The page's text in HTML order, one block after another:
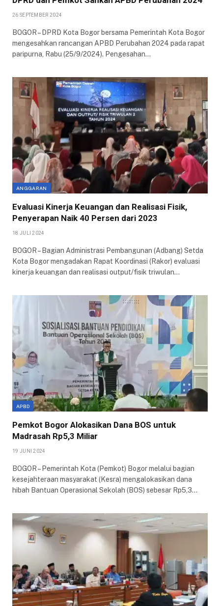
26 SEPTEMBER 2024
BOGOR – DPRD Kota Bogor bersama Pemerintah Kota Bogor
mengesahkan rancangan APBD Perubahan 2024 pada rapat
paripurna, Rabu (25/9/2024). Pengesahan…
ANGGARAN
Evaluasi Kinerja Keuangan dan Realisasi Fisik,
Penyerapan Naik 40 Persen dari 2023
18 JULI 2024
BOGOR – Bagian Administrasi Pembangunan (Adbang) Setda
Kota Bogor mengadakan Rapat Koordinasi (Rakor) evaluasi
kinerja keuangan dan realisasi output/fisik triwulan…
APBD
Pemkot Bogor Alokasikan Dana BOS untuk
Madrasah Rp5,3 Miliar
19 JUNI 2024
BOGOR – Pemerintah Kota (Pemkot) Bogor melalui bagian
kesejahteraan masyarakat (Kesra) mengalokasikan dana
hibah Bantuan Operasional Sekolah (BOS) sebesar Rp5,3…